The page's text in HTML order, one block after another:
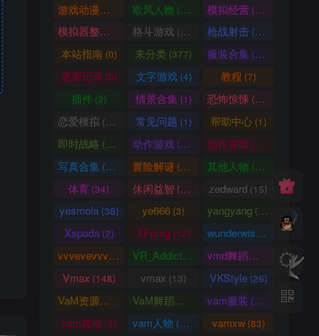
游戏动漫古装 (466)
欧风人物 (62) 模拟经营 (57)
模拟器整合 格斗游戏 (25) 枪战射击 (105)
本站指南(0) 未分类 (377) 服装合集 (20)
更新记录(0) 文字游戏(4) 教程 (7)
插件(2) 情景合集 (1) 恐怖惊悚 (64)
恋爱模拟 (101) 常见问题 (1) 帮助中心(1)
即时战略 (14) 动作游戏 (33) 动作冒险 (336)
写真合集 (370) 冒险解谜 (30) 其他人物 (661)
体育 (34) 休闲益智 (69) zedward (15)
yesmola(38) ye666 (3) yangyang (86)
Xspada(2) XFprog (12) wunderwise(1)
vvvevevvv
(191) VR_Addict
(38) vmd舞蹈数据 (2)
Vmax (148) vmax (13) VKStyle(26)
VaM资源中心 (4163) VaM舞蹈视频 (5)vam服装 (1458)
vam其他 (3) vam人物 (3105) vamxw(83)